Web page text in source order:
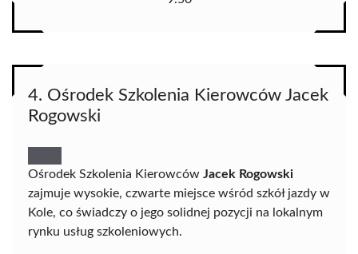
4. Ośrodek Szkolenia Kierowców Jacek
Rogowski
Ośrodek Szkolenia Kierowców Jacek Rogowski
zajmuje wysokie, czwarte miejsce wśród szkół jazdy w
Kole, co świadczy o jego solidnej pozycji na lokalnym
rynku usług szkoleniowych.